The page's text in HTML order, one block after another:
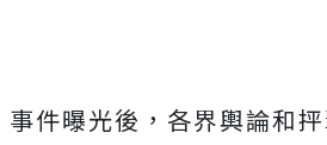
事件曝光後，各界輿論和